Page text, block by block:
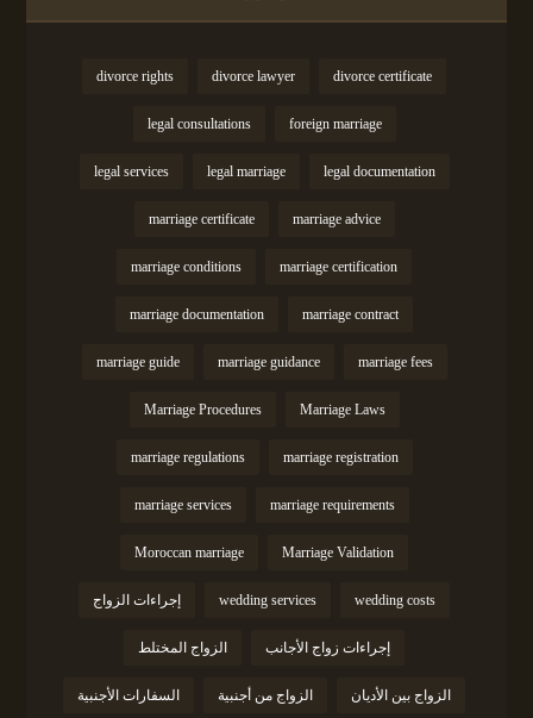
divorce certificate
divorce lawyer
divorce rights
foreign marriage
legal consultations
legal documentation
legal marriage
legal services
marriage advice
marriage certificate
marriage certification
marriage conditions
marriage contract
marriage documentation
marriage fees
marriage guidance
marriage guide
Marriage Laws
Marriage Procedures
marriage registration
marriage regulations
marriage requirements
marriage services
Marriage Validation
Moroccan marriage
wedding costs
wedding services إجراءات الزواج
إجراءات زواج الأجانب الزواج المختلط
الزواج بين الأديان الزواج من أجنبية السفارات الأجنبية